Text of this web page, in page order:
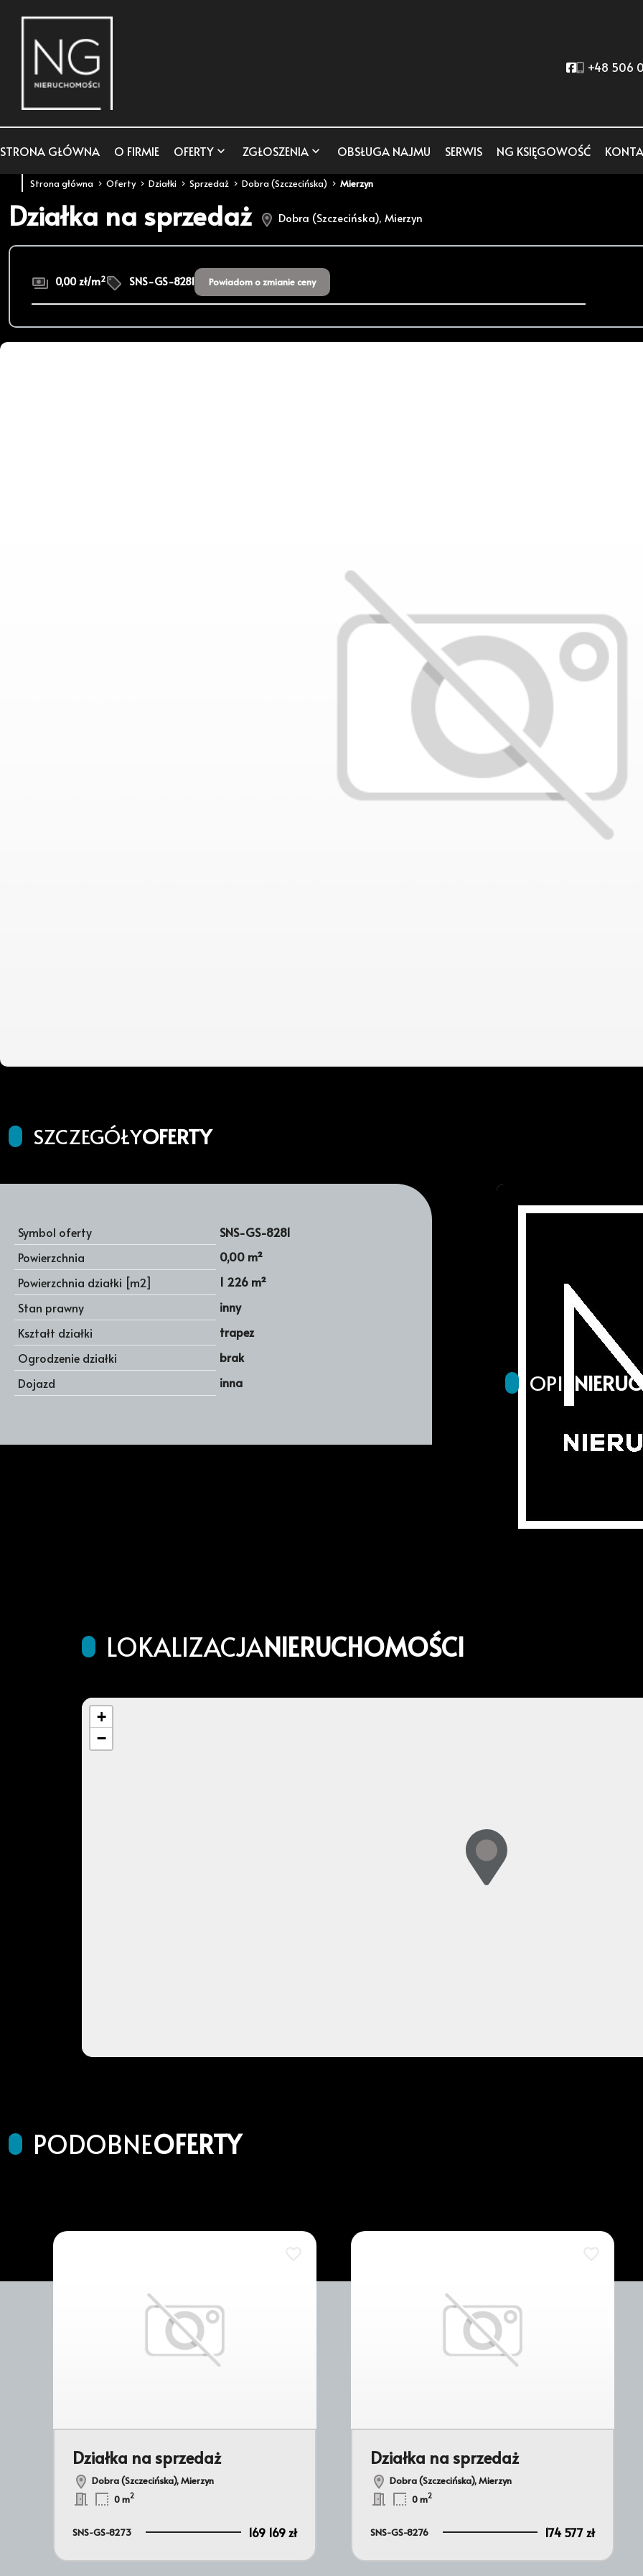
Social link
+48 506
STRONA GŁÓWNA O FIRMIE OFERTY ZGŁOSZENIA OBSŁUGA NAJMU SERWIS NG KSIĘGOWOŚĆ
Strona główna Oferty Działki Sprzedaż Dobra (Szczecińska) Mierzyn
Działka na sprzedaż Dobra (Szczecińska), Mierzyn
0,00 zł/m2 SNS-GS-8281 Powiadom o zmianie ceny
SZCZEGÓŁYOFERTY
Symbol oferty
SNS-GS-8281
Powierzchnia
0,00 m²
Powierzchnia działki [m2]
1 226 m²
Stan prawny
inny
Kształt działki
trapez
Ogrodzenie działki
brak
Dojazd
inna OPIS
Działka budowlana w
ulicą Zeusa w Mierzynie.
LOKALIZACJANIERUCHOMOŚCI
+
−
PODOBNEOFERTY
Działka na sprzedaż
Dobra (Szczecińska), Mierzyn
0 m2
SNS-GS-8273 169 169 zł
Działka na sprzedaż
Dobra (Szczecińska), Mierzyn
0 m2
SNS-GS-8276 174 577 zł